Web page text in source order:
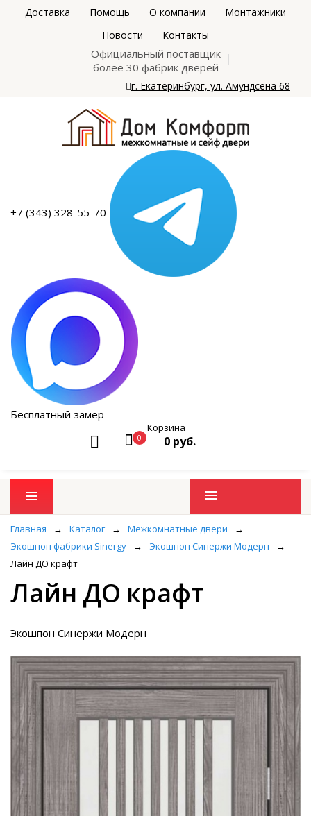
Доставка Помощь О компании
Монтажники
Новости
Контакты
Официальный поставщик
более 30 фабрик дверей
г. Екатеринбург, ул. Амундсена 68
+7 (343) 328-55-70
Бесплатный замер
0
Корзина
0 руб.
Промо товары
Главная → Каталог → Межкомнатные двери
→
Экошпон фабрики Sinergy
→ Экошпон Синержи Модерн
→
Лайн ДО крафт
Лайн ДО крафт
Экошпон Синержи Модерн